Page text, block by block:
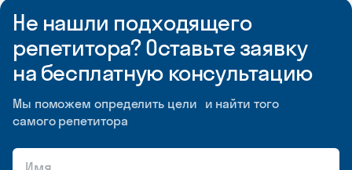
Не нашли подходящего
репетитора? Оставьте заявку
на бесплатную консультацию
Мы поможем определить цели и найти того
самого репетитора